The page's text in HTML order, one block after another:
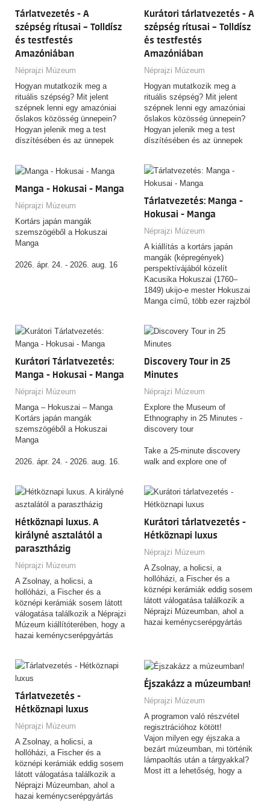
vándoroltak évezredeken át,
mígnem a Néprajzi Múzeum
gyűjteményébe kerültek!
Sikerülhet nektek
Rendelkeztek annyi
kalandvággyal, mint Xántus
János és annyi kitartással,
mint Vikár Béla? Ha igen, akkor
vágjatok bele a kalandba, mert
aki megszerzi az öt talizmánt,
az megszerezheti az őserőt!
Rajtatok a sor, hogy próbára
budapesti Néprajzi Múzeum új
kiállítása egy különleges
fotógyűjtemény segítségével
válaszol a fenti kérdésekre.
Tárlatvezetés - A
szépség rítusai – Tolldísz
és testfestés
Amazóniában
Néprajzi Múzeum
Hogyan mutatkozik meg a
rituális szépség? Mit jelent
szépnek lenni egy amazóniai
őslakos közösség ünnepein?
Hogyan jelenik meg a test
díszítésében és az ünnepek
mitológiája, közösségi
identitása? Hogyan örökíti meg
fényképein mindezt egy
kulturális antropológus, aki fél
évszázada kutat közöttük? A
budapesti Néprajzi Múzeum új
kiállítása egy különleges
fotógyűjtemény segítségével
válaszol a fenti kérdésekre.
Kurátori tárlatvezetés - A
szépség rítusai – Tolldísz
és testfestés
Amazóniában
Néprajzi Múzeum
Hogyan mutatkozik meg a
rituális szépség? Mit jelent
szépnek lenni egy amazóniai
őslakos közösség ünnepein?
Hogyan jelenik meg a test
díszítésében és az ünnepek
mitológiája, közösségi
identitása? Hogyan örökíti meg
fényképein mindezt egy
kulturális antropológus, aki fél
évszázada kutat közöttük? A
budapesti Néprajzi Múzeum új
kiállítása egy különleges
fotógyűjtemény segítségével
válaszol a fenti kérdésekre.
Manga - Hokusai - Manga
Néprajzi Múzeum
Kortárs japán mangák
szemszögéből a Hokuszai
Manga
2026. ápr. 24. - 2026. aug. 16
1849) ukijo-e mester Hokuszai
Manga című, több ezer rajzból
rajzgyűjteményéhez. A tárlat
nem azt kívánja igazolni, hogy
manga „feltalálója” lett volna,
hanem azt vizsgálja, miként
alakult és változott a „manga”
fogalma, használata és
jelentése az elmúlt kétszáz év
Tárlatvezetés: Manga -
Hokusai - Manga
Néprajzi Múzeum
A kiállítás a kortárs japán
mangák (képregények)
perspektívájából közelít
Kacusika Hokuszai (1760–
1849) ukijo-e mester Hokuszai
Manga című, több ezer rajzból
nem azt kívánja igazolni, hogy
Hokuszai a mai értelemben vett
hanem azt vizsgálja, miként
alakult és változott a „manga”
fogalma, használata és
jelentése az elmúlt kétszáz év
során.
Kurátori Tárlatvezetés:
Manga - Hokusai - Manga
Néprajzi Múzeum
Manga – Hokuszai – Manga
Kortárs japán mangák
szemszögéből a Hokuszai
Manga
2026. ápr. 24. - 2026. aug. 16.
mangák (képregények)
perspektívájából közelít
Kacusika Hokuszai (1760–
1849) ukijo-e mester Hokuszai
Manga című, több ezer rajzból
álló, rendkívüli hatású
nem azt kívánja igazolni, hogy
Hokuszai a mai értelemben vett
manga „feltalálója” lett volna,
hanem azt vizsgálja, miként
alakult és változott a „manga”
fogalma, használata és
jelentése az elmúlt kétszáz év
A tárlatvezetés nyelve: magyar.
Tárlatvezető: Almási Alma
Alexandra muzeológus
Discovery Tour in 25
Minutes
Néprajzi Múzeum
Explore the Museum of
Ethnography in 25 Minutes -
discovery tour
Take a 25‑minute discovery
walk and explore one of
wide range of international
awards for its architecture and
innovative approach. This brief
tour introduces you to the
building’s unique design, gives
you a clear overview of what to
expect inside, and highlights
the exhibitions that make the
museum such a standout
destination. It’s the ideal way to
start your visit and make the
most of your time here.
Hétköznapi luxus. A
királyné asztalától a
parasztházig
Néprajzi Múzeum
A Zsolnay, a holicsi, a
hollóházi, a Fischer és a
köznépi kerámiák sosem látott
válogatása találkozik a Néprajzi
Múzeum kiállítóterében, hogy a
hazai keménycserépgyártás
magyar ízlésről, identitásról és
a mindennapok alakulásáról.
Kurátori tárlatvezetés -
Hétköznapi luxus
Néprajzi Múzeum
A Zsolnay, a holicsi, a
hollóházi, a Fischer és a
köznépi kerámiák eddig sosem
látott válogatása találkozik a
Néprajzi Múzeumban, ahol a
hazai keménycserépgyártás
kompozíciója révén.
Tárlatvezetés -
Hétköznapi luxus
Néprajzi Múzeum
A Zsolnay, a holicsi, a
hollóházi, a Fischer és a
köznépi kerámiák eddig sosem
látott válogatása találkozik a
Néprajzi Múzeumban, ahol a
hazai keménycserépgyártás
Éjszakázz a múzeumban!
Néprajzi Múzeum
A programon való részvétel
regisztrációhoz kötött!
Vajon milyen egy éjszaka a
bezárt múzeumban, mi történik
lámpaoltás után a tárgyakkal?
Most itt a lehetőség, hogy a